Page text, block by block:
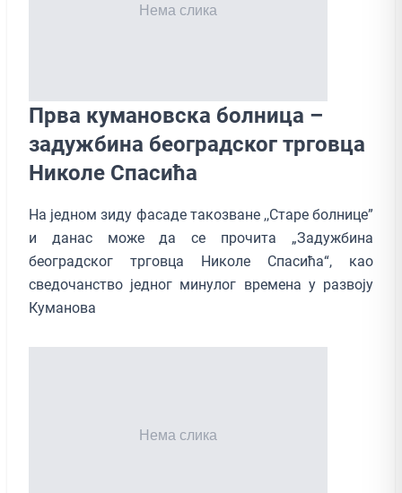
Прва кумановска болница –
задужбина београдског трговца
Николе Спасића
На једном зиду фасаде такозване ,,Старе болнице”
и данас може да се прочита „Задужбина
београдског трговца Николе Спасића“, као
сведочанство једног минулог времена у развоју
Куманова